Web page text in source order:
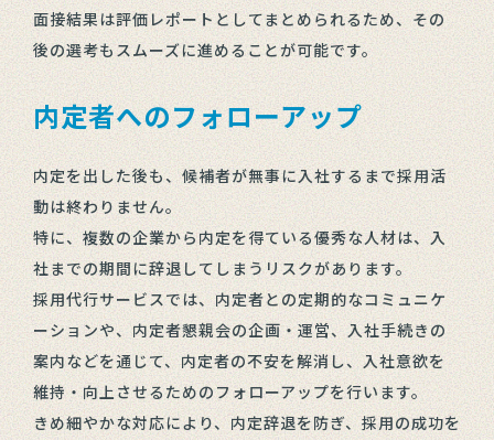
面接結果は評価レポートとしてまとめられるため、その
後の選考もスムーズに進めることが可能です。
内定者へのフォローアップ
内定を出した後も、候補者が無事に入社するまで採用活
動は終わりません。
特に、複数の企業から内定を得ている優秀な人材は、入
社までの期間に辞退してしまうリスクがあります。
採用代行サービスでは、内定者との定期的なコミュニケ
ーションや、内定者懇親会の企画・運営、入社手続きの
案内などを通じて、内定者の不安を解消し、入社意欲を
維持・向上させるためのフォローアップを行います。
きめ細やかな対応により、内定辞退を防ぎ、採用の成功を